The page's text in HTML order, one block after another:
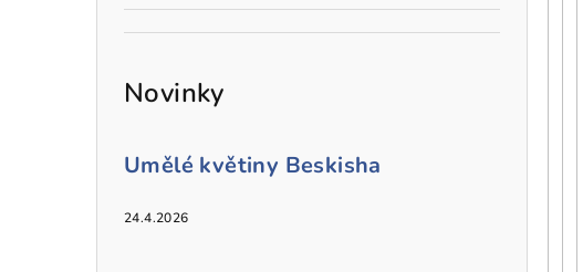
Novinky
Umělé květiny Beskisha
24.4.2026